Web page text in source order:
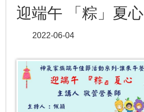
迎端午 「粽」夏心
2022-06-04